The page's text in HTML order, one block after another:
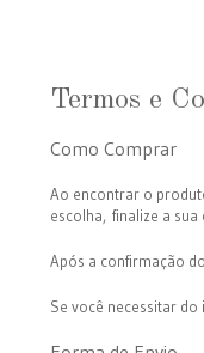
Termos e
Como Comprar
Ao encontrar o
escolha, finalize a
Após a confirmação
Se você necessitar